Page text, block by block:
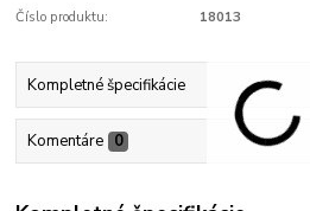
Číslo produktu: 18013
Kompletné špecifikácie
Komentáre 0